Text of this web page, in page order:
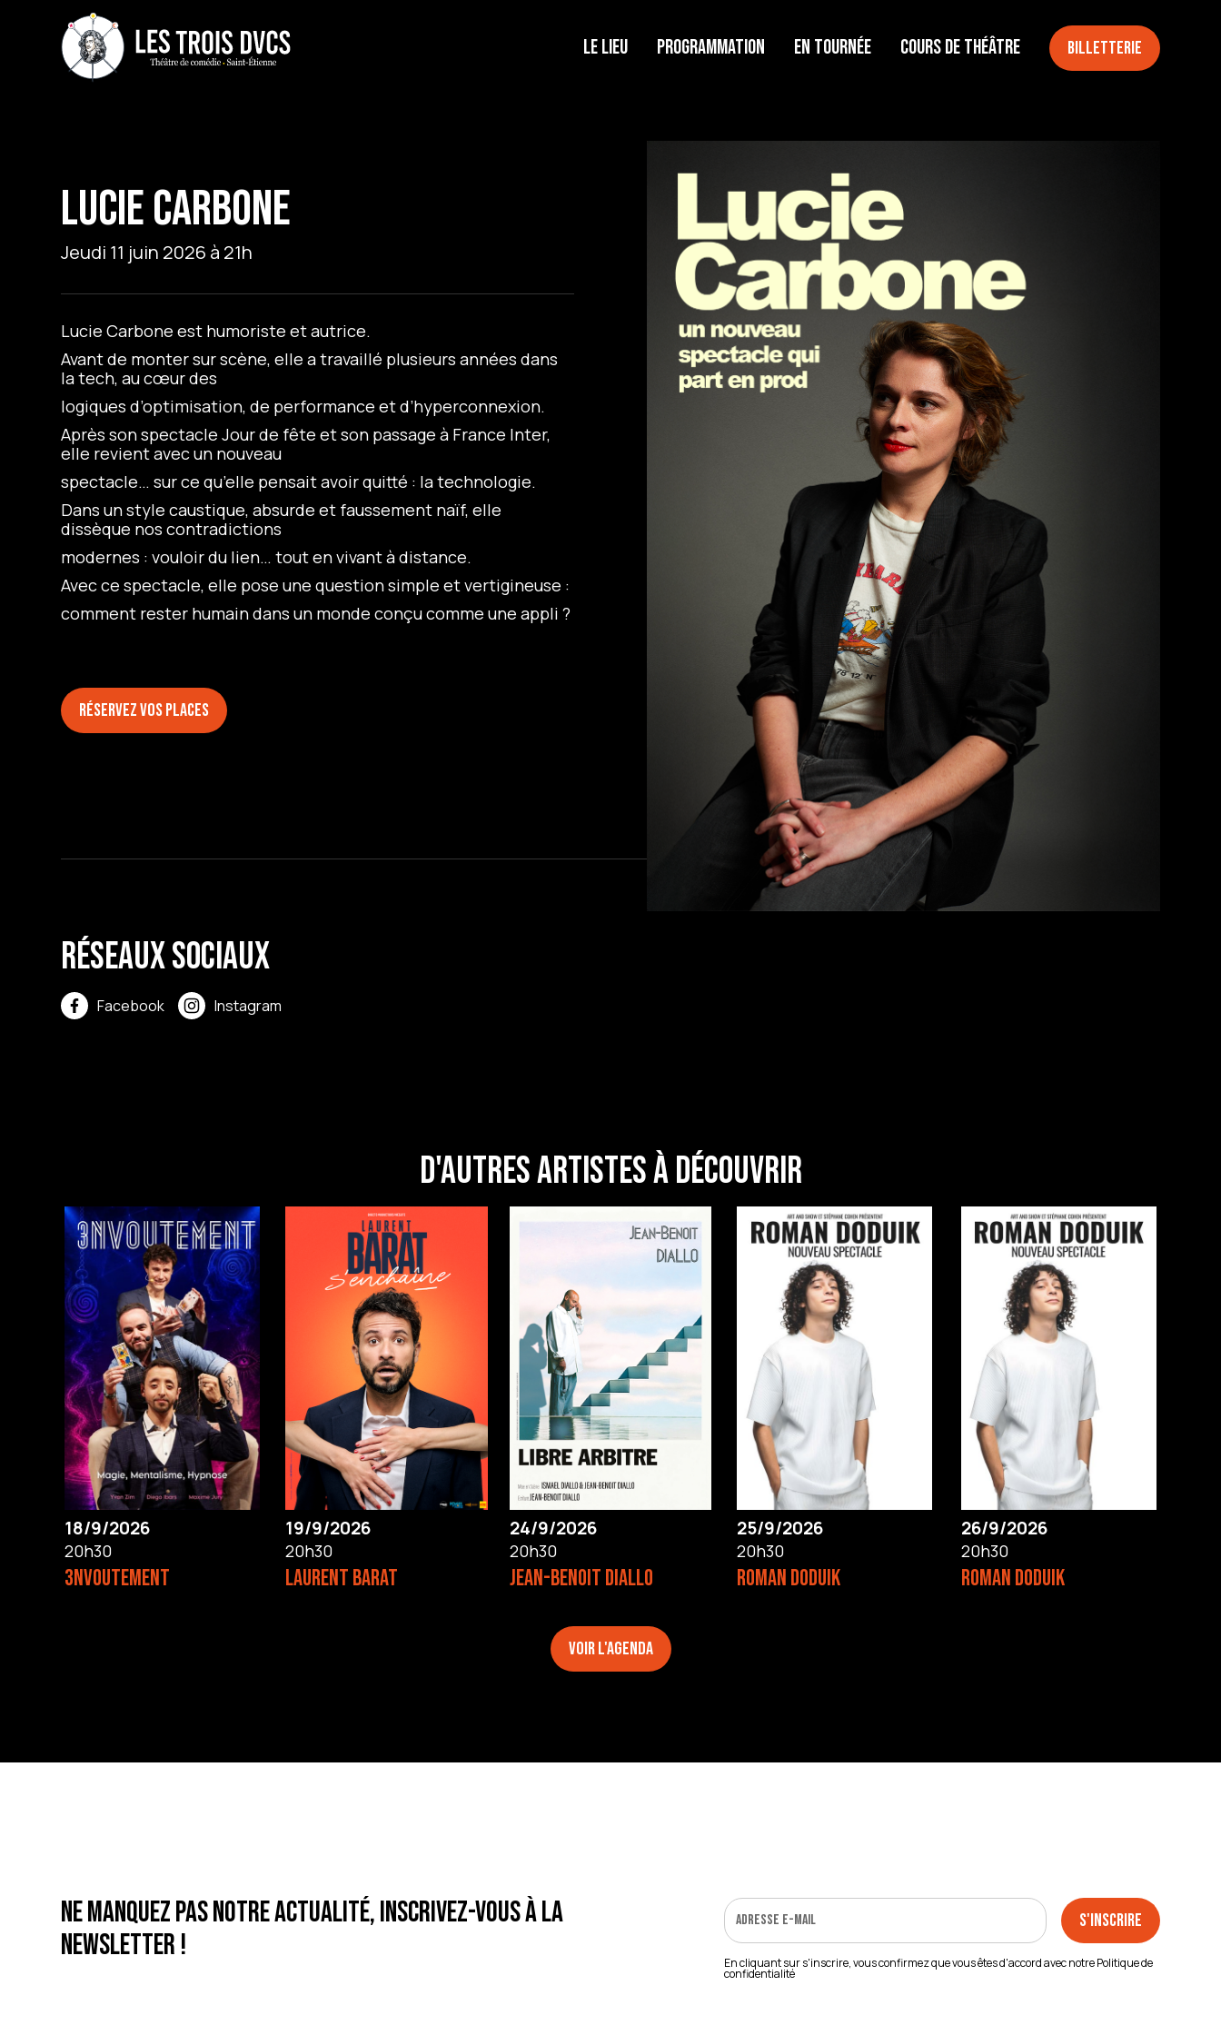
Le lieu Programmation En tournée Cours de théâtre Billetterie
LUCIE CARBONE
Jeudi 11 juin 2026 à 21h
Lucie Carbone est humoriste et autrice.
Avant de monter sur scène, elle a travaillé plusieurs années dans
la tech, au cœur des
logiques d’optimisation, de performance et d’hyperconnexion.
Après son spectacle Jour de fête et son passage à France Inter,
elle revient avec un nouveau
spectacle… sur ce qu’elle pensait avoir quitté : la technologie.
Dans un style caustique, absurde et faussement naïf, elle
dissèque nos contradictions
modernes : vouloir du lien… tout en vivant à distance.
Avec ce spectacle, elle pose une question simple et vertigineuse :
comment rester humain dans un monde conçu comme une appli ?
Réservez vos places
Réseaux sociaux
Facebook Instagram
D'autres artistes à découvrir
18/9/2026
20h30
3NVOUTEMENT
19/9/2026
20h30
LAURENT BARAT
24/9/2026
20h30
JEAN-BENOIT DIALLO
25/9/2026
20h30
ROMAN DODUIK
26/9/2026
20h30
ROMAN DODUIK
Voir l'agenda
Ne manquez pas notre actualité, inscrivez-vous à la
newsletter !
En cliquant sur s'inscrire, vous confirmez que vous êtes d'accord avec notrePolitique de
confidentialité